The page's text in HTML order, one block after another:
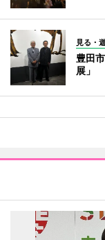
見る・
豊田
展」